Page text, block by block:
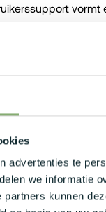
advertenties te
we informatie
kunnen
vormt
KMO-omgeving.
kennis van
ervaring en
tussen de